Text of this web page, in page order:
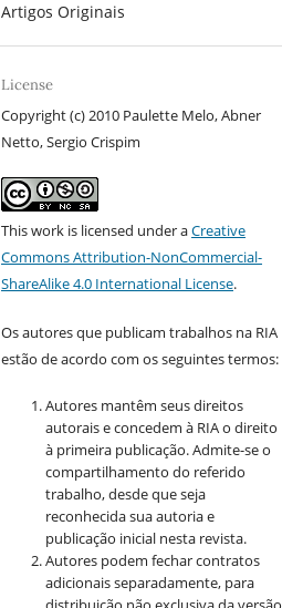
Artigos Originais
License
Copyright (c) 2010 Paulette Melo, Abner
Netto, Sergio Crispim
This work is licensed under aCreative
Commons Attribution-NonCommercial-
ShareAlike 4.0 International License.
Os autores que publicam trabalhos na RIA
estão de acordo com os seguintes termos:
Autores mantêm seus direitos
autorais e concedem à RIA o direito
à primeira publicação. Admite-se o
compartilhamento do referido
trabalho, desde que seja
reconhecida sua autoria e
publicação inicial nesta revista.
Autores podem fechar contratos
adicionais separadamente, para